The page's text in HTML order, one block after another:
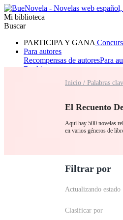
Mi biblioteca
Buscar
PARTICIPA Y GANA
Para autores
Recompensas de autoresPara
Ranking
Romance Hombre lobo
Inicio / Palabras
El Recuento
Aquí hay 500 novelas
en varios géneros de
Filtrar por
Actualizando estado
Clasificar por